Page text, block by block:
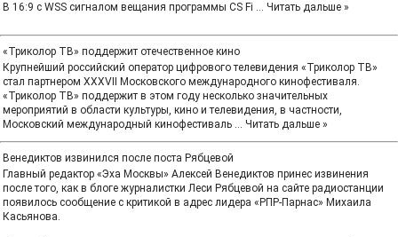
В 16:9 с WSS сигналом вещания программы CS Fi ... Читать дальше »
«Триколор ТВ» поддержит отечественное кино
Крупнейший российский оператор цифрового телевидения «Триколор ТВ»
стал партнером XXXVII Московского международного кинофестиваля.
«Триколор ТВ» поддержит в этом году несколько значительных
мероприятий в области культуры, кино и телевидения, в частности,
Московский международный кинофестиваль ... Читать дальше »
Венедиктов извинился после поста Рябцевой
Главный редактор «Эха Москвы» Алексей Венедиктов принес извинения
после того, как в блоге журналистки Леси Рябцевой на сайте радиостанции
появилось сообщение с критикой в адрес лидера «РПР-Парнас» Михаила
Касьянова.